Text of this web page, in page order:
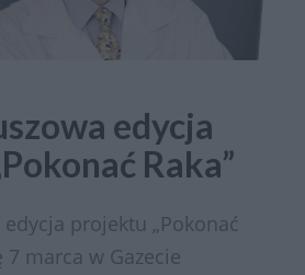
edycja
Raka”
projektu „Pokonać
7 marca w Gazecie